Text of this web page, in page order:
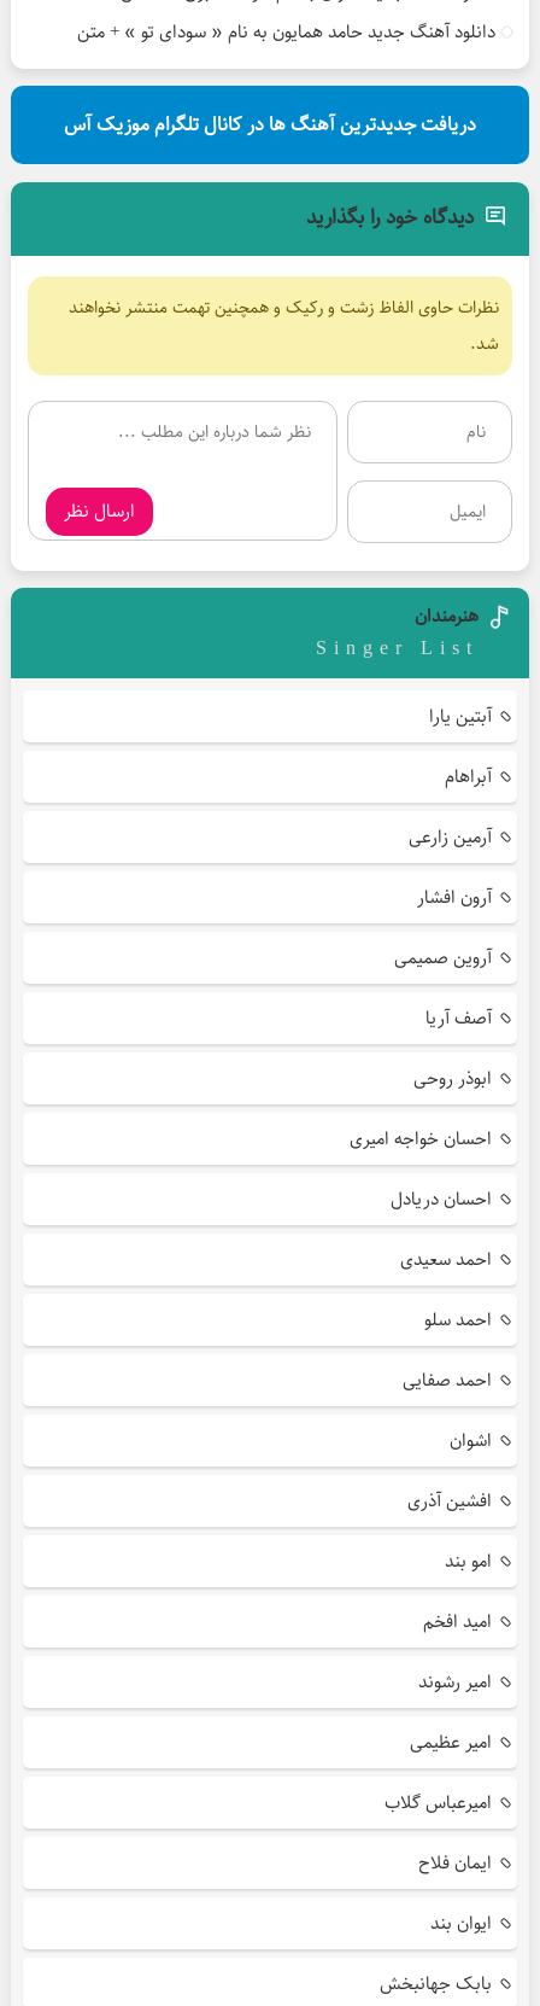
دانلود آهنگ جدید حامد همایون به نام « سودای تو » + متن
دریافت جدیدترین آهنگ ها در کانال تلگرام موزیک آس
دیدگاه خود را بگذارید
نظرات حاوی الفاظ زشت و رکیک و همچنین تهمت منتشر نخواهند
شد.
ارسال نظر
هنرمندان
Singer List
آبتین یارا
آبراهام
آرمین زارعی
آرون افشار
آروین صمیمی
آصف آریا
ابوذر روحی
احسان خواجه امیری
احسان دریادل
احمد سعیدی
احمد سلو
احمد صفایی
اشوان
افشین آذری
امو بند
امید افخم
امیر رشوند
امیر عظیمی
امیرعباس گلاب
ایمان فلاح
ایوان بند
بابک جهانبخش